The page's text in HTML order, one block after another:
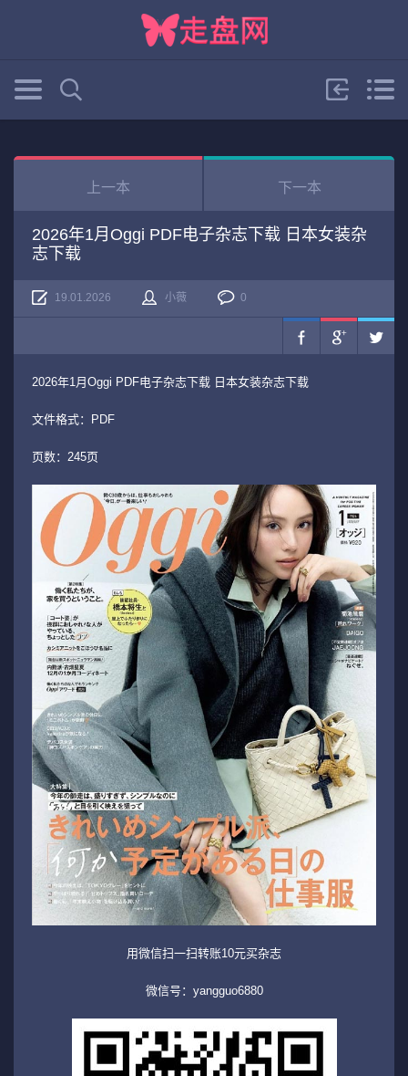
上一本 下一本
2026年1月Oggi PDF电子杂志下载 日本女装杂
志下载
19.01.2026 小薇 0
2026年1月Oggi PDF电子杂志下载 日本女装杂志下载
文件格式：PDF
页数：245页
用微信扫一扫转账10元买杂志
微信号：yangguo6880